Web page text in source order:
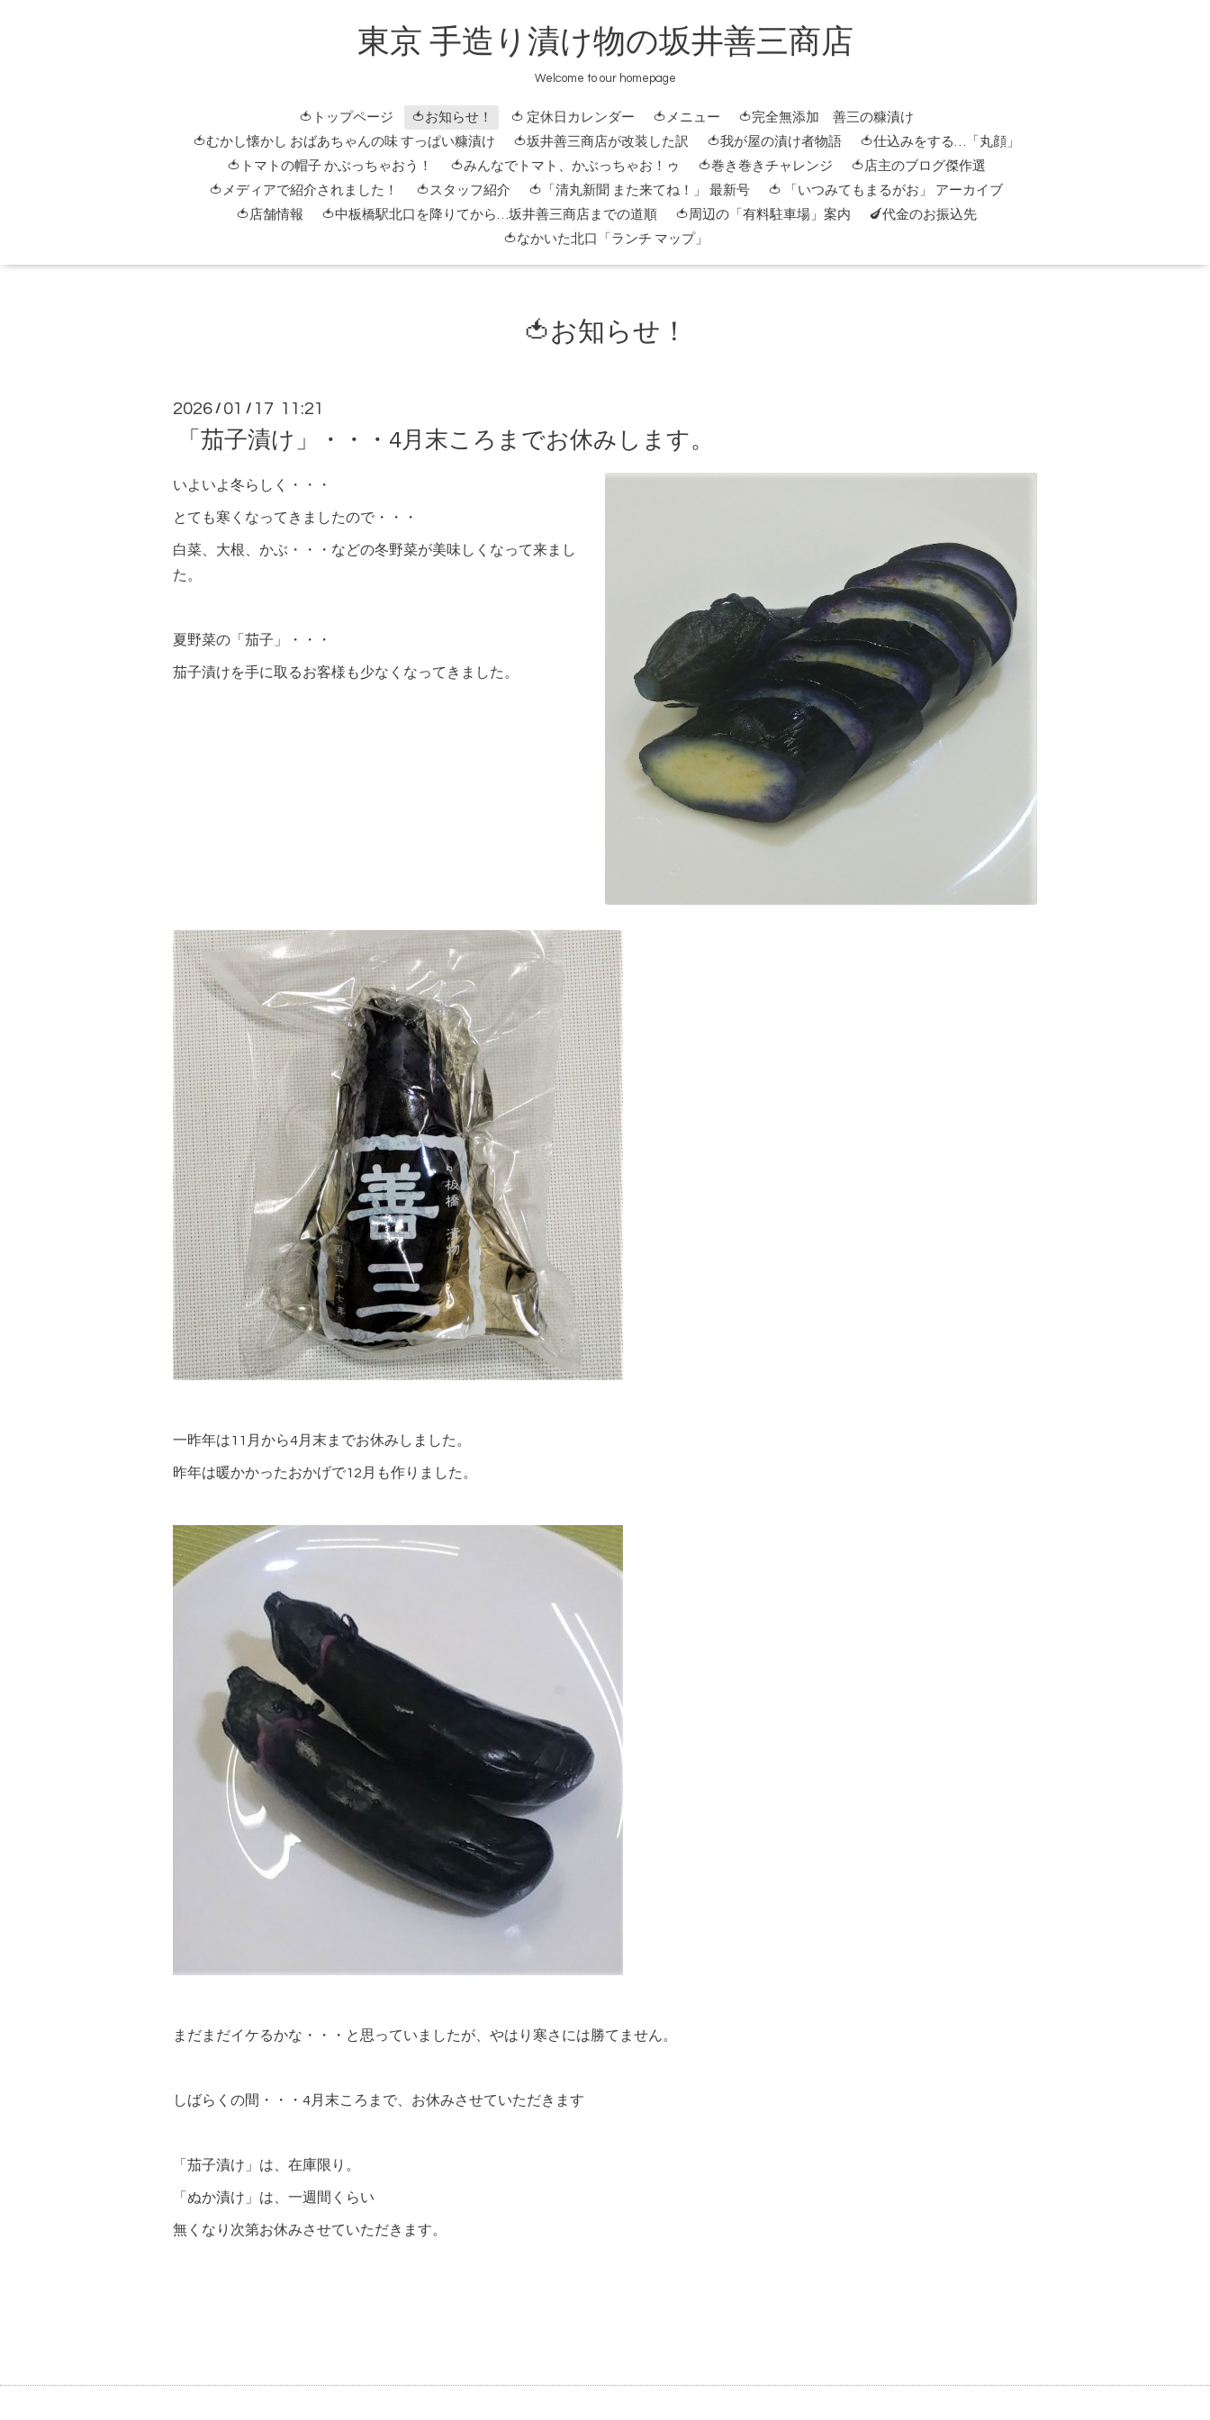
東京 手造り漬け物の坂井善三商店
Welcome to our homepage
🍅トップページ 🍅お知らせ！ 🍅 定休日カレンダー 🍅メニュー
🍅完全無添加 善三の糠漬け
🍅むかし懐かし おばあちゃんの味 すっぱい糠漬け
🍅坂井善三商店が改装した訳 🍅我が屋の漬け者物語
🍅仕込みをする…「丸顔」
🍅トマトの帽子 かぶっちゃおう！
🍅みんなでトマト、かぶっちゃお！ゥ 🍅巻き巻きチャレンジ
🍅店主のブログ傑作選
🍅メディアで紹介されました！
🍅スタッフ紹介 🍅「清丸新聞 また来てね！」 最新号
🍅 「いつみてもまるがお」 アーカイブ
🍅店舗情報
🍅中板橋駅北口を降りてから…坂井善三商店までの道順 🍅周辺の「有料駐車場」案内
🍆代金のお振込先
🍅なかいた北口「ランチ マップ」
🍅お知らせ！
2026 / 01 / 17 11:21
「茄子漬け」・・・4月末ころまでお休みします。
いよいよ冬らしく・・・
とても寒くなってきましたので・・・
白菜、大根、かぶ・・・などの冬野菜が美味しくなって来まし
た。
夏野菜の「茄子」・・・
茄子漬けを手に取るお客様も少なくなってきました。
一昨年は11月から4月末までお休みしました。
昨年は暖かかったおかげで12月も作りました。
まだまだイケるかな・・・と思っていましたが、やはり寒さには勝てません。
しばらくの間・・・4月末ころまで、お休みさせていただきます
「茄子漬け」は、在庫限り。
「ぬか漬け」は、一週間くらい
無くなり次第お休みさせていただきます。